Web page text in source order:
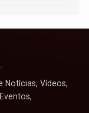
Notícias, Vídeos,